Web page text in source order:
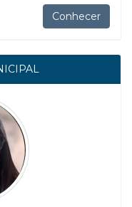
Conhecer